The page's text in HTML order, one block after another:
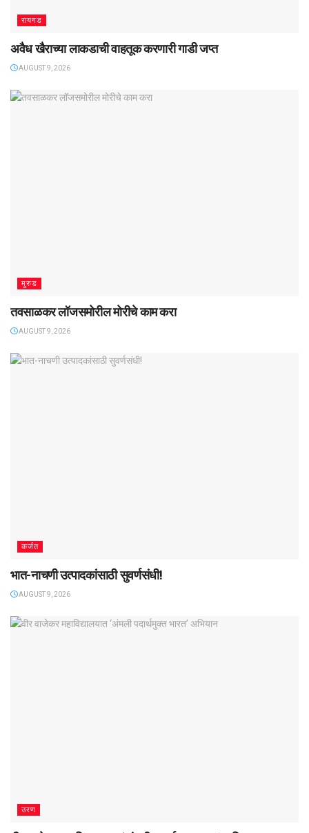
रायगड
अवैध खैराच्या लाकडाची वाहतूक करणारी गाडी जप्त
AUGUST 9, 2026
मुरुड
तवसाळकर लॉजसमोरील मोरीचे काम करा
AUGUST 9, 2026
कर्जत
भात-नाचणी उत्पादकांसाठी सुवर्णसंधी!
AUGUST 9, 2026
उरण